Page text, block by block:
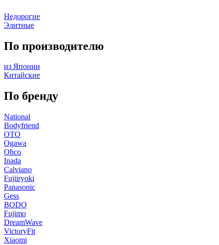
Недорогие
Элитные
По производителю
из Японии
Китайские
По бренду
National
Bodyfriend
OTO
Ogawa
Ohco
Inada
Calviano
Fujiiryoki
Panasonic
Gess
BODO
Fujimo
DreamWave
VictoryFit
Xiaomi